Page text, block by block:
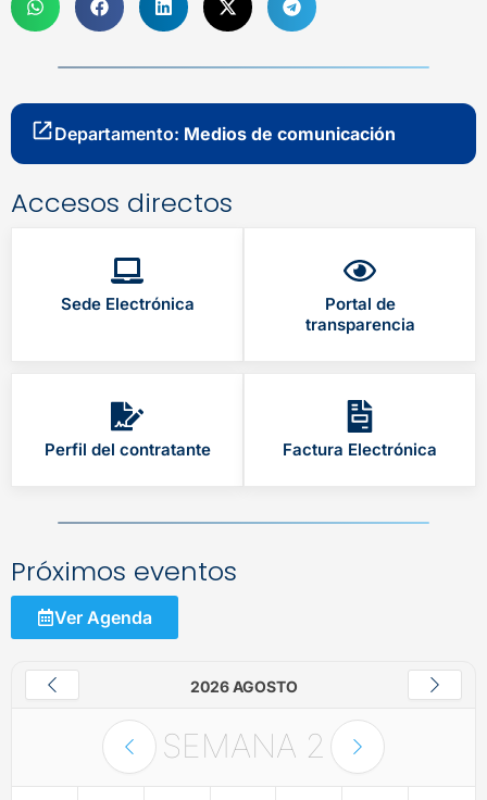
Departamento: Medios de comunicación
Accesos directos
Sede Electrónica
Portal de
transparencia
Perfil del contratante Factura Electrónica
Próximos eventos
Ver Agenda
2026 AGOSTO
SEMANA 2